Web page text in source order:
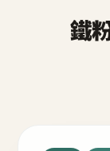
鐵